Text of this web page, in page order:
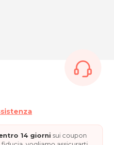
22.00
14 giorni sui coupon